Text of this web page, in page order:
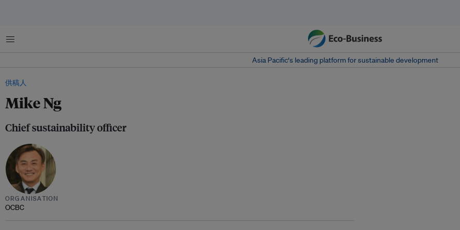
菜单
Asia Pacific‘s leading platform for sustainable development
供稿人
Mike Ng
Chief sustainability officer
ORGANISATION
OCBC